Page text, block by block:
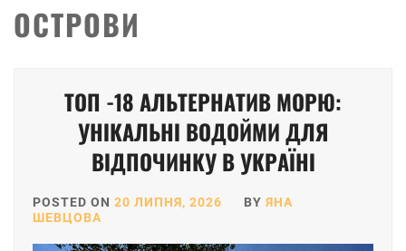
ОСТРОВИ
ТОП -18 АЛЬТЕРНАТИВ МОРЮ:
УНІКАЛЬНІ ВОДОЙМИ ДЛЯ
ВІДПОЧИНКУ В УКРАЇНІ
POSTED ON 20 ЛИПНЯ, 2026 BY ЯНА
ШЕВЦОВА